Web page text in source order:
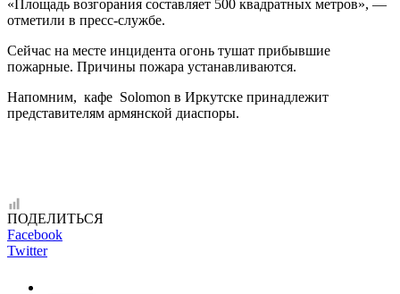
«Площадь возгорания составляет 500 квадратных метров», —
отметили в пресс-службе.
Сейчас на месте инцидента огонь тушат прибывшие
пожарные. Причины пожара устанавливаются.
Напомним, кафе Solomon в Иркутске принадлежит
представителям армянской диаспоры.
ПОДЕЛИТЬСЯ
Facebook
Twitter